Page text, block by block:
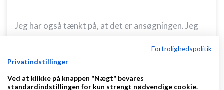
Jeg har også tænkt på, at det er ansøgningen. Jeg
forslag til ændringer, men må jo nok igen tage et kig
Fortrolighedspolitik
Privatindstillinger
Ved at klikke på knappen "Nægt" bevares
standardindstillingen for kun strengt nødvendige cookie.